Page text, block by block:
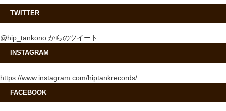
TWITTER
@hip_tankono からのツイート
INSTAGRAM
https://www.instagram.com/hiptankrecords/
FACEBOOK